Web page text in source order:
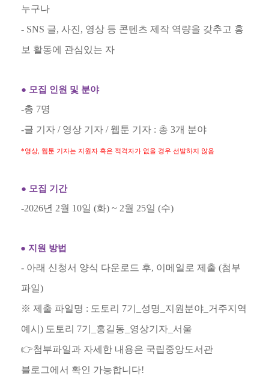
누구나
- SNS 글, 사진 , 영상 등 콘텐츠 제작 역량을 갖추고 홍
보 활동에 관심있는 자
● 모집 인원 및 분야
-총 7명
-글 기자 / 영상 기자 / 웹툰 기자 : 총 3개 분야
*영상, 웹툰 기자는 지원자 혹은 적격자가 없을 경우 선발하지 않음
● 모집 기간
-2026년 2월 10일 (화) ~ 2월 25일 (수)
● 지원 방법
- 아래 신청서 양식 다운로드 후, 이메일로 제출 (첨부
파일)
※ 제출 파일명 : 도토리 7기 성명 지원분야 거주지역
예시 ) 도토리 7기 홍길동 영상기자 서울
👉첨부파일과 자세한 내용은 국립중앙도서관
블로그에서 확인 가능합니다!